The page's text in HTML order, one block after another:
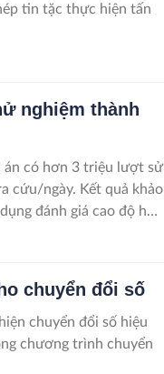
tin tặc thực hiện tấn
nghiệm thành
án có hơn 3 triệu lượt sử
cứu/ngày. Kết quả khảo
đánh giá cao độ hữu
chiếm 5,22%.
chuyển đổi số
chuyển đổi số hiệu
chương trình chuyển